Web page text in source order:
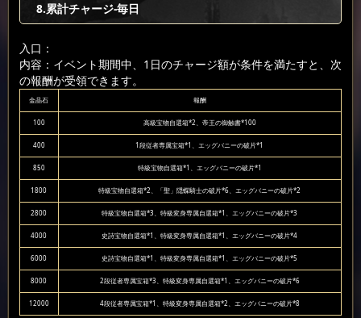
8.累計チャージ-毎日
入口：
内容：イベント期間中、1日のチャージ額が条件を満たすと、次
の報酬が受領できます。
金晶石 報酬
100 高級宝物自選箱*2、帝王の御触書*100
400 1段従者専属宝箱*1、エッグバニーの破片*1
850 特級宝物自選箱*1、エッグバニーの破片*1
1800 特級宝物自選箱*2、「聖」隠蝶騎士の破片*6、エッグバニーの破片*2
2800 特級宝物自選箱*3、特級変身専属自選箱*1、エッグバニーの破片*3
4000 史詩宝物自選箱*1、特級変身専属自選箱*1、エッグバニーの破片*4
6000 史詩宝物自選箱*1、特級変身専属自選箱*1、エッグバニーの破片*5
8000 2段従者専属宝箱*3、特級変身専属自選箱*1、エッグバニーの破片*6
12000 4段従者専属宝箱*1、特級変身専属自選箱*2、エッグバニーの破片*8